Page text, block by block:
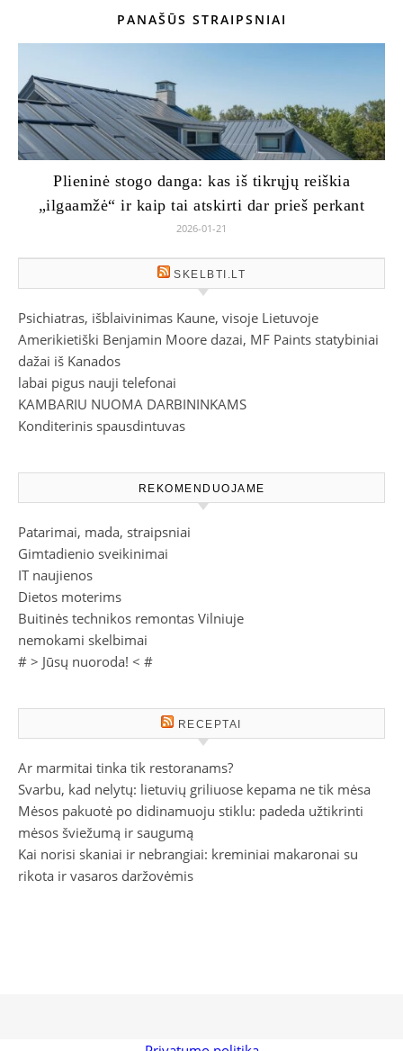
PANAŠŪS STRAIPSNIAI
Plieninė stogo danga: kas iš tikrųjų reiškia
„ilgaamžė“ ir kaip tai atskirti dar prieš perkant
2026-01-21
SKELBTI.LT
Psichiatras, išblaivinimas Kaune, visoje Lietuvoje
Amerikietiški Benjamin Moore dazai, MF Paints statybiniai
dažai iš Kanados
labai pigus nauji telefonai
KAMBARIU NUOMA DARBININKAMS
Konditerinis spausdintuvas
REKOMENDUOJAME
Patarimai, mada, straipsniai
Gimtadienio sveikinimai
IT naujienos
Dietos moterims
Buitinės technikos remontas Vilniuje
nemokami skelbimai
# > Jūsų nuoroda! < #
RECEPTAI
Ar marmitai tinka tik restoranams?
Svarbu, kad nelytų: lietuvių griliuose kepama ne tik mėsa
Mėsos pakuotė po didinamuoju stiklu: padeda užtikrinti
mėsos šviežumą ir saugumą
Kai norisi skaniai ir nebrangiai: kreminiai makaronai su
rikota ir vasaros daržovėmis